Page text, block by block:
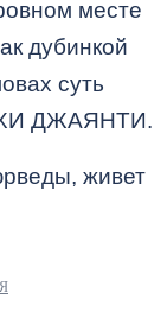
месте
дубинкой
суть
ДЖАЯНТИ.
живет